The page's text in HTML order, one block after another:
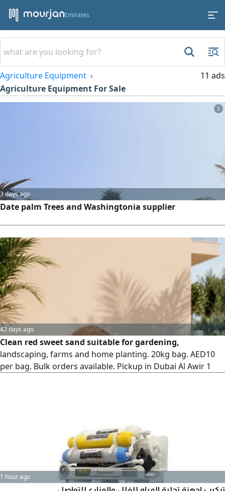
Emirates
Agriculture Equipment
Agriculture Equipment For Sale
11 ads
3
3 days ago
Date palm Trees and Washingtonia supplier
42 days ago
Clean red sweet sand suitable for gardening,
landscaping, farms and home planting. 20kg bag. AED10
per bag. Bulk orders available. Pickup in Dubai Al Awir 1
1 hour ago